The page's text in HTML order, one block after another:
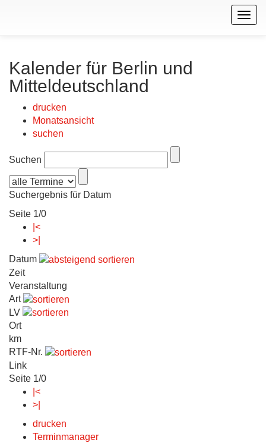
Kalender für Berlin und
Mitteldeutschland
drucken
Monatsansicht
suchen
Suchen
Suchergebnis für Datum
Seite 1/0
|<
>|
Datum
Zeit
Veranstaltung
Art
LV
Ort
km
RTF-Nr.
Link
Seite 1/0
|<
>|
drucken
Terminmanager